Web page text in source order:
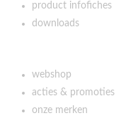
product infofiches
downloads
webshop
acties & promoties
onze merken